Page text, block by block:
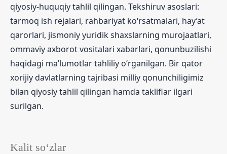
Kalit so‘zlar
qiyosiy-huquqiy tahlil qilingan. Tekshiruv asoslari:
tarmoq ish rejalari, rahbariyat ko‘rsatmalari, hay’at
qarorlari, jismoniy yuridik shaxslarning murojaatlari,
ommaviy axborot vositalari xabarlari, qonunbuzilishi
haqidagi ma’lumotlar tahliliy o‘rganilgan. Bir qator
xorijiy davlatlarning tajribasi milliy qonunchiligimiz
bilan qiyosiy tahlil qilingan hamda takliflar ilgari
surilgan.